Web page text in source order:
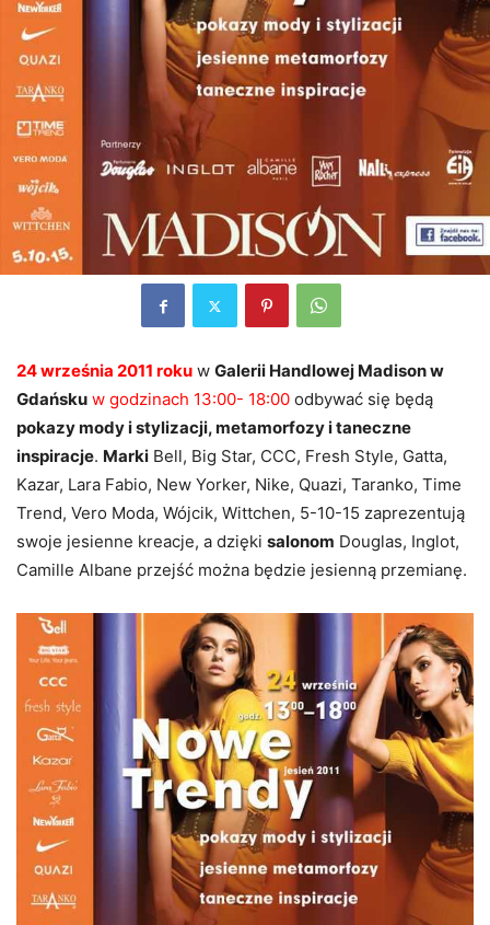
24 września 2011 roku w Galerii Handlowej Madison w
Gdańsku w godzinach 13:00- 18:00 odbywać się będą
pokazy mody i stylizacji, metamorfozy i taneczne
inspiracje. Marki Bell, Big Star, CCC, Fresh Style, Gatta,
Kazar, Lara Fabio, New Yorker, Nike, Quazi, Taranko, Time
Trend, Vero Moda, Wójcik, Wittchen, 5-10-15 zaprezentują
swoje jesienne kreacje, a dzięki salonom Douglas, Inglot,
Camille Albane przejść można będzie jesienną przemianę.